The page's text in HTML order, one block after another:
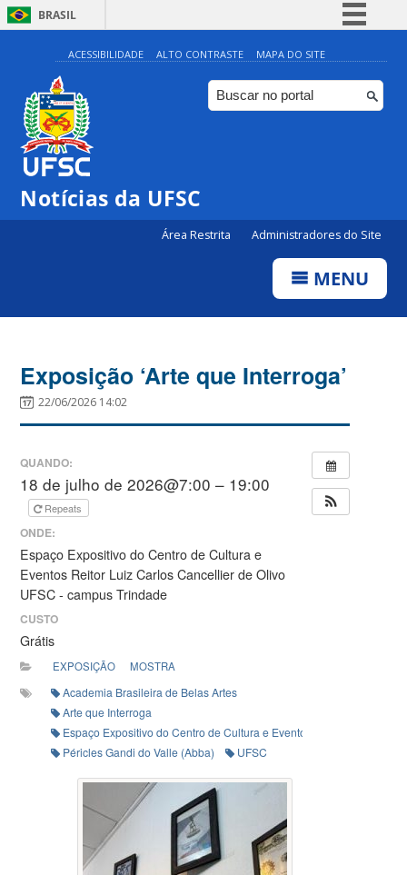
BRASIL
Simplifique!
Comunica BR
Participe
ACESSIBILIDADE ALTO CONTRASTE MAPA DO SITE
Notícias da UFSC
Área Restrita Administradores do Site
MENU
Exposição ‘Arte que Interroga’
22/06/2026 14:02
QUANDO:
18 de julho de 2026@7:00 – 19:00
Repeats
ONDE:
Espaço Expositivo do Centro de Cultura e
Eventos Reitor Luiz Carlos Cancellier de Olivo
UFSC - campus Trindade
CUSTO
Grátis
EXPOSIÇÃO MOSTRA
Academia Brasileira de Belas Artes
Arte que Interroga
Espaço Expositivo do Centro de Cultura e Eventos Reitor Luiz
Péricles Gandi do Valle (Abba)
UFSC